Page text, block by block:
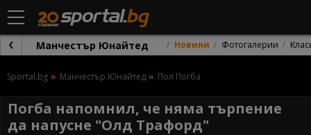
Манчестър Юнайтед Новини Фотогалерии
Sportal.bg Манчестър Юнайтед Пол Погба
Погба напомнил, че няма търпение
да напусне "Олд Трафорд"